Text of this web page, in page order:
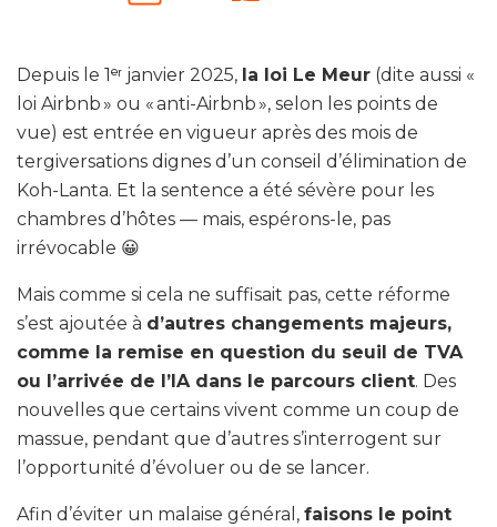
Depuis le 1ᵉʳ janvier 2025, la loi Le Meur (dite aussi «
loi Airbnb » ou « anti-Airbnb », selon les points de
vue) est entrée en vigueur après des mois de
tergiversations dignes d’un conseil d’élimination de
Koh-Lanta. Et la sentence a été sévère pour les
chambres d’hôtes — mais, espérons-le, pas
irrévocable 😀
Mais comme si cela ne suffisait pas, cette réforme
s’est ajoutée à d’autres changements majeurs,
comme la remise en question du seuil de TVA
ou l’arrivée de l’IA dans le parcours client. Des
nouvelles que certains vivent comme un coup de
massue, pendant que d’autres s’interrogent sur
l’opportunité d’évoluer ou de se lancer.
Afin d’éviter un malaise général, faisons le point